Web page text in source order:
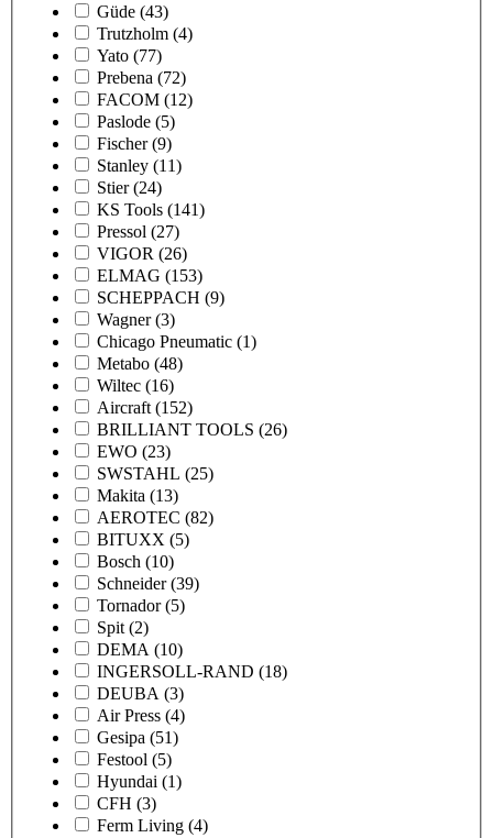
Güde (43)
Trutzholm (4)
Yato (77)
Prebena (72)
FACOM (12)
Paslode (5)
Fischer (9)
Stanley (11)
Stier (24)
KS Tools (141)
Pressol (27)
VIGOR (26)
ELMAG (153)
SCHEPPACH (9)
Wagner (3)
Chicago Pneumatic (1)
Metabo (48)
Wiltec (16)
Aircraft (152)
BRILLIANT TOOLS (26)
EWO (23)
SWSTAHL (25)
Makita (13)
AEROTEC (82)
BITUXX (5)
Bosch (10)
Schneider (39)
Tornador (5)
Spit (2)
DEMA (10)
INGERSOLL-RAND (18)
DEUBA (3)
Air Press (4)
Gesipa (51)
Festool (5)
Hyundai (1)
CFH (3)
Ferm Living (4)